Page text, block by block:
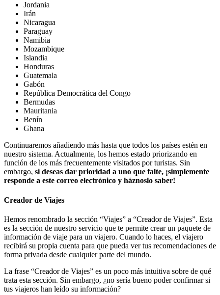
Jordania
Irán
Nicaragua
Paraguay
Namibia
Mozambique
Islandia
Honduras
Guatemala
Gabón
República Democrática del Congo
Bermudas
Mauritania
Benín
Ghana
Continuaremos añadiendo más hasta que todos los países estén en
nuestro sistema. Actualmente, los hemos estado priorizando en
función de los más frecuentemente visitados por turistas. Sin
embargo, si deseas dar prioridad a uno que falte, ¡simplemente
responde a este correo electrónico y háznoslo saber!
Creador de Viajes
Hemos renombrado la sección “Viajes” a “Creador de Viajes”. Esta
es la sección de nuestro servicio que te permite crear un paquete de
información de viaje para un viajero. Cuando lo haces, el viajero
recibirá su propia cuenta para que pueda ver tus recomendaciones de
forma privada desde cualquier parte del mundo.
La frase “Creador de Viajes” es un poco más intuitiva sobre de qué
trata esta sección. Sin embargo, ¿no sería bueno poder confirmar si
tus viajeros han leído su información?